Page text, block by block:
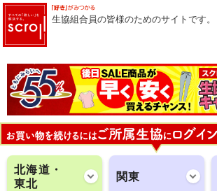
生協組合員の皆様のためのサイトです。
北海道・
東北
関東